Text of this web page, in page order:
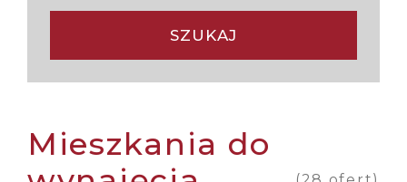
mieszkania do